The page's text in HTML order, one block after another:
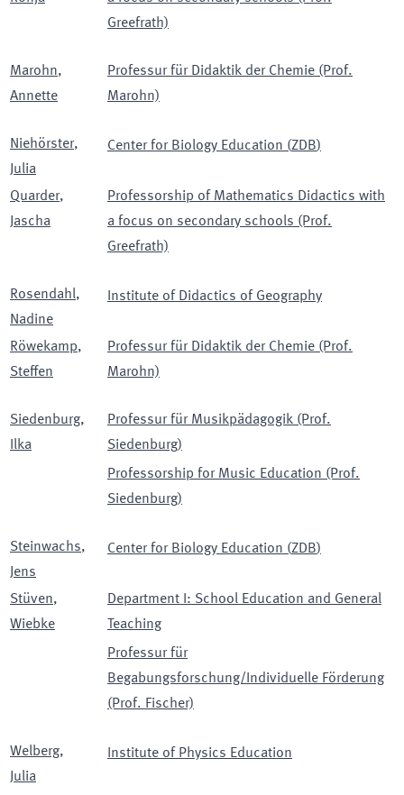
Greefrath)
Marohn,
Annette
Professur für Didaktik der Chemie (Prof.
Marohn)
Niehörster,
Julia
Center for Biology Education (ZDB)
Quarder,
Jascha
Professorship of Mathematics Didactics with
a focus on secondary schools (Prof.
Greefrath)
Rosendahl,
Nadine
Institute of Didactics of Geography
Röwekamp,
Steffen
Professur für Didaktik der Chemie (Prof.
Marohn)
Siedenburg,
Ilka
Professur für Musikpädagogik (Prof.
Siedenburg)
Professorship for Music Education (Prof.
Siedenburg)
Steinwachs,
Jens
Center for Biology Education (ZDB)
Stüven,
Wiebke
Department I: School Education and General
Teaching
Professur für
Begabungsforschung/Individuelle Förderung
(Prof. Fischer)
Welberg,
Julia
Institute of Physics Education